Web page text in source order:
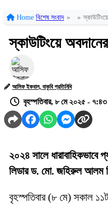
Home বিশেষ সংবাদ » »
স্কাউটিংয়ে
আসিফ ইকবাল, বাকৃবি প্রতিনিধি
বৃহস্পতিবার, ৮ মে ২০২৫ -
২০২৪ সালে ধারাবাহিকভাবে
লিডার ড. মো. জহিরুল আলম
বৃহস্পতিবার (৮ মে) সকাল